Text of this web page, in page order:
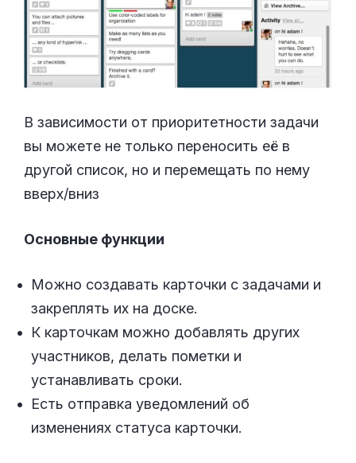
В зависимости от приоритетности задачи
вы можете не только переносить её в
другой список, но и перемещать по нему
вверх/вниз
Основные функции
Можно создавать карточки с задачами и
закреплять их на доске.
К карточкам можно добавлять других
участников, делать пометки и
устанавливать сроки.
Есть отправка уведомлений об
изменениях статуса карточки.